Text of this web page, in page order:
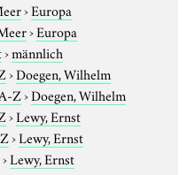
›Europa
›Europa
›männlich
›Doegen, Wilhelm
Z›Doegen, Wilhelm
›Lewy, Ernst
›Lewy, Ernst
›Lewy, Ernst